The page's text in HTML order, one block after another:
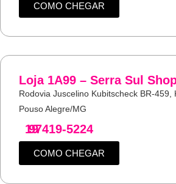
COMO CHEGAR
Loja 1A99 – Serra Sul
Rodovia Juscelino Kubitscheck BR-459,
Pouso Alegre/MG
19
97419-5224
COMO CHEGAR